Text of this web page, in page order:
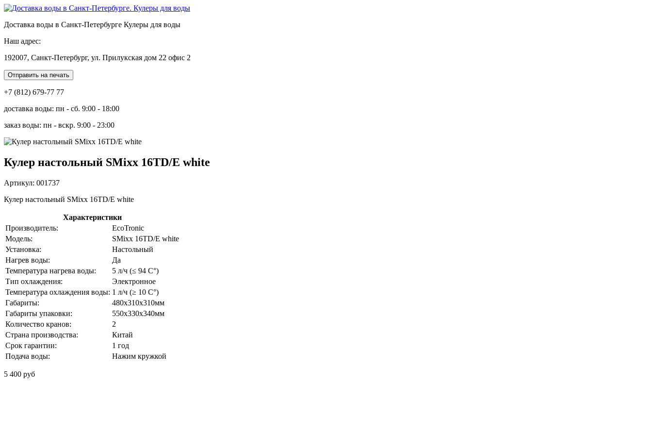
Доставка воды в Санкт-Петербурге Кулеры для воды
Наш адрес:
192007, Санкт-Петербург, ул. Прилукская дом 22 офис 2
Отправить на печать
+7 (812) 679-77 77
доставка воды: пн - сб. 9:00 - 18:00
заказ воды: пн - вскр. 9:00 - 23:00
Кулер настольный SMixx 16TD/E white
Артикул: 001737
Кулер настольный SMixx 16TD/E white
Характеристики
Производитель:
EcoTronic
Модель:
SMixx 16TD/E white
Установка:
Настольный
Нагрев воды:
Да
Температура нагрева воды:
5 л/ч (≤ 94 C°)
Тип охлаждения:
Электронное
Температура охлаждения воды: 1 л/ч (≥ 10 C°)
Габариты:
480x310x310мм
Габариты упаковки:
550x330x340мм
Количество кранов:
2
Страна производства:
Китай
Срок гарантии:
1 год
Подача воды:
Нажим кружкой
5 400 руб